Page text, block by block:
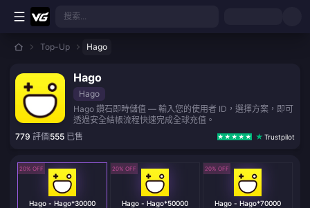
跳至主要內容
搜索...
Top-Up Hago
Hago
Hago
Hago 鑽石即時儲值 — 輸入您的使用者 ID，選擇方案，即可
透過安全結帳流程快速完成全球充值。
779 評價555 已售 Trustpilot
20% OFF
Hago - Hago*30000
20% OFF
Hago - Hago*50000
20% OFF
Hago - Hago*70000